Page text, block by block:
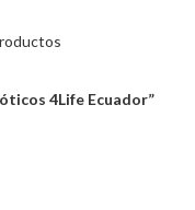
4Life Ecuador”